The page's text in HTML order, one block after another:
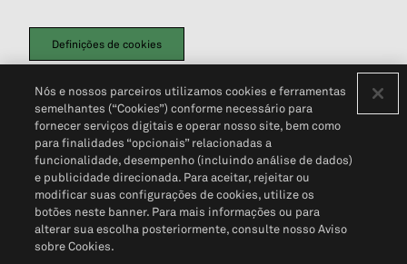
Definições de cookies
Política de PrivacidadePortal de privacidade do cliente (em inglês)
Não Venda Minhas Informações Pessoais© 2026 S&P Global
Nós e nossos parceiros utilizamos cookies e ferramentas
semelhantes (“Cookies”) conforme necessário para
fornecer serviços digitais e operar nosso site, bem como
para finalidades “opcionais” relacionadas a
funcionalidade, desempenho (incluindo análise de dados)
e publicidade direcionada. Para aceitar, rejeitar ou
modificar suas configurações de cookies, utilize os
botões neste banner. Para mais informações ou para
alterar sua escolha posteriormente, consulte nosso Aviso
sobre Cookies.